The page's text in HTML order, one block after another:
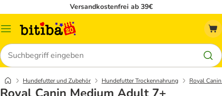
Versandkostenfrei ab 39€
Menü
Suchen
Hundefutter und Zubehör Hundefutter Trockennahrung Royal